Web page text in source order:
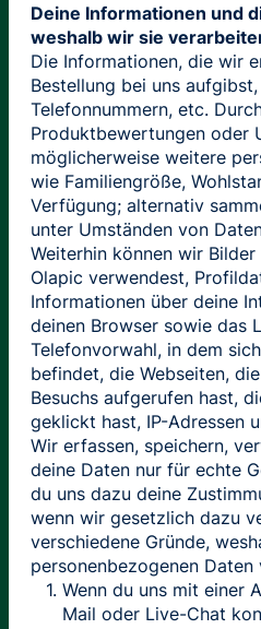
Deine Informationen und
weshalb wir sie
Die Informationen, die wir
Bestellung bei uns
Telefonnummern, etc.
Produktbewertungen oder
möglicherweise weitere
wie Familiengröße,
Verfügung; alternativ
unter Umständen von
Weiterhin können wir
Olapic verwendest,
Informationen über deine
deinen Browser sowie das
Telefonvorwahl, in dem
befindet, die Webseiten,
Besuchs aufgerufen hast,
geklickt hast, IP-Adressen
Wir erfassen, speichern,
deine Daten nur für echte
du uns dazu deine
wenn wir gesetzlich dazu
verschiedene Gründe,
personenbezogenen Daten
Wenn du uns mit einer
Mail oder Live-Chat